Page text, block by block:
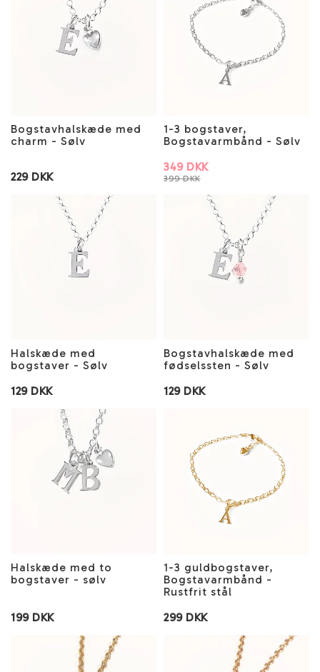
Bogstavhalskæde med
charm - Sølv
229 DKK
1-3 bogstaver,
Bogstavarmbånd - Sølv
399 DKK
349 DKK
Halskæde med
bogstaver - Sølv
129 DKK
Bogstavhalskæde med
fødselssten - Sølv
129 DKK
Halskæde med to
bogstaver - sølv
199 DKK
1-3 guldbogstaver,
Bogstavarmbånd -
Rustfrit stål
299 DKK